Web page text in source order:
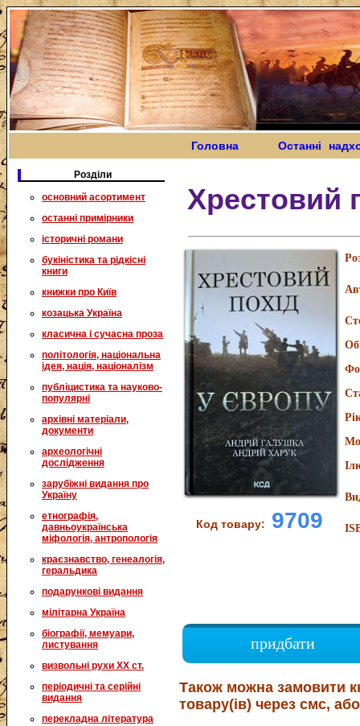
Головна Останні
Розділи
основний асортимент
останні примірники
історичні романи
букіністика та рідкісні
книги
книжки про Київ
козацька Україна
класична і сучасна проза
політологія, національна
ідея, нація, націоналізм
публіцистика та науково-
популярні
архівні матеріали,
документи
археологічні
дослідження
зарубіжні видання про
Україну
етнографія,
давньоукраїнська
міфологія, антропологія
краєзнавство, генеалогія,
геральдика
подарункові видання
мілітарна Україна
біографії, мемуари,
листування
визвольні рухи XX ст.
періодичні та серійні
видання
перекладна література
Хрестовий
Код товару: 9709
придбати
Також можна замовити
товару(ів) через смс,